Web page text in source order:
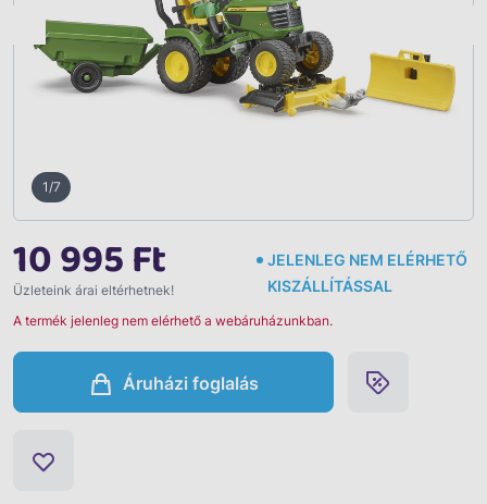
Vissza
1/7
10 995 Ft
Üzleteink árai eltérhetnek!
JELENLEG NEM ELÉRHETŐ
KISZÁLLÍTÁSSAL
A termék jelenleg nem elérhető a webáruházunkban.
Áruházi foglalás